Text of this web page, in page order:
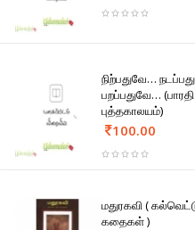
நிற்பதுவே…
பறப்பதுவே… (பாரதி
புத்தகாலயம்)
100.00
மதுரகவி (
கதைகள் )